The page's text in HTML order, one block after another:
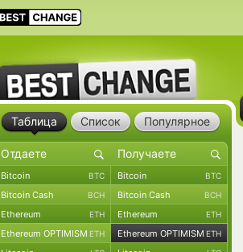
Таблица Список Популярное
Bitcoin BTC Bitcoin BTC
Bitcoin Cash BCH Bitcoin Cash BCH
Ethereum ETH Ethereum ETH
Ethereum OPTIMISM ETH Ethereum OPTIMISM ETH